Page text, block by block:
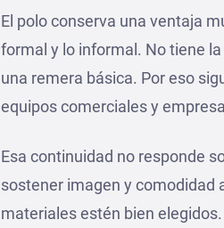
El polo conserva una ventaja
formal y lo informal. No tiene
una remera básica. Por eso
equipos comerciales y
Esa continuidad no responde
sostener imagen y comodidad
materiales estén bien elegidos.